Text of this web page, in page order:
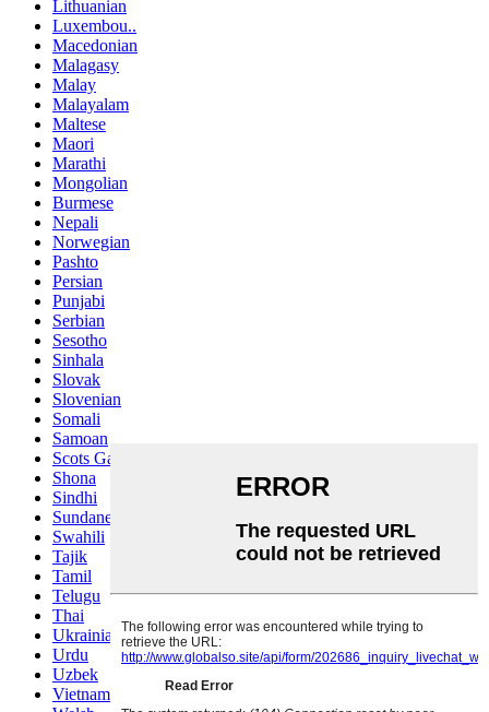
Lithuanian
Luxembou..
Macedonian
Malagasy
Malay
Malayalam
Maltese
Maori
Marathi
Mongolian
Burmese
Nepali
Norwegian
Pashto
Persian
Punjabi
Serbian
Sesotho
Sinhala
Slovak
Slovenian
Somali
Samoan
Scots Gaelic
Shona
Sindhi
Sundanese
Swahili
Tajik
Tamil
Telugu
Thai
Ukrainian
Urdu
Uzbek
Vietnamese